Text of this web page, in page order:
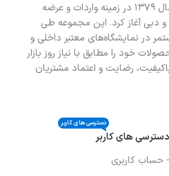
فروشگاه زیبادل فعالیت خود را از سال ۱۳۷۹ در زمینه واردات و عرضه
و دبی آغاز کرد. این مجموعه طی
در نمایشگاه‌های معتبر داخلی و
خود را مطابق با نیاز روز بازار
باکیفیت، رضایت و اعتماد مشتریان
دسترسی های کاربر
دسترسی های کاربر
- حساب کاربری